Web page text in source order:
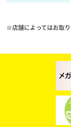
※店舗によってはお取り